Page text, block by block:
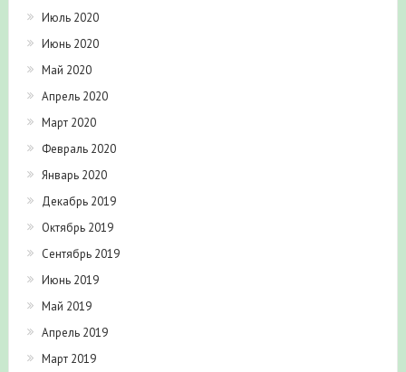
Июль 2020
Июнь 2020
Май 2020
Апрель 2020
Март 2020
Февраль 2020
Январь 2020
Декабрь 2019
Октябрь 2019
Сентябрь 2019
Июнь 2019
Май 2019
Апрель 2019
Март 2019